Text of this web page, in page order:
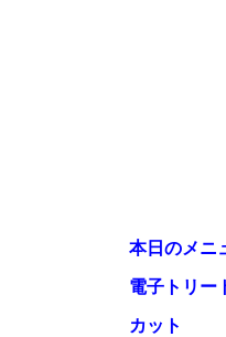
本日のメニ
電子トリー
カット